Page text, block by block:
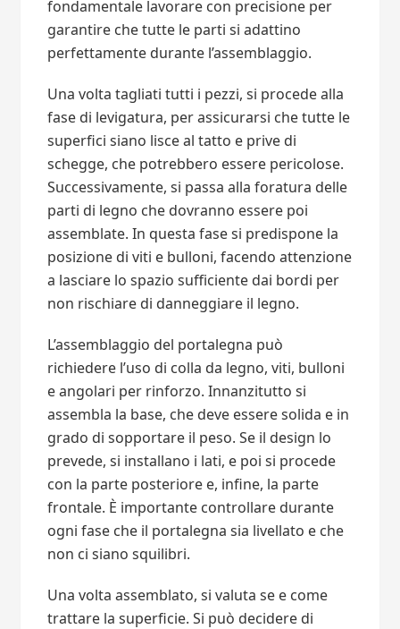
fondamentale lavorare con precisione per
garantire che tutte le parti si adattino
perfettamente durante l’assemblaggio.
Una volta tagliati tutti i pezzi, si procede alla
fase di levigatura, per assicurarsi che tutte le
superfici siano lisce al tatto e prive di
schegge, che potrebbero essere pericolose.
Successivamente, si passa alla foratura delle
parti di legno che dovranno essere poi
assemblate. In questa fase si predispone la
posizione di viti e bulloni, facendo attenzione
a lasciare lo spazio sufficiente dai bordi per
non rischiare di danneggiare il legno.
L’assemblaggio del portalegna può
richiedere l’uso di colla da legno, viti, bulloni
e angolari per rinforzo. Innanzitutto si
assembla la base, che deve essere solida e in
grado di sopportare il peso. Se il design lo
prevede, si installano i lati, e poi si procede
con la parte posteriore e, infine, la parte
frontale. È importante controllare durante
ogni fase che il portalegna sia livellato e che
non ci siano squilibri.
Una volta assemblato, si valuta se e come
trattare la superficie. Si può decidere di